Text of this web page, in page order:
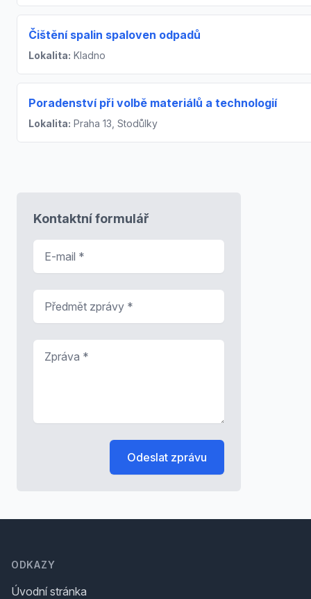
Čištění spalin spaloven odpadů
Lokalita: Kladno
Poradenství při volbě materiálů a technologií
Lokalita: Praha 13, Stodůlky
Kontaktní formulář
Odeslat zprávu
ODKAZY
Úvodní stránka